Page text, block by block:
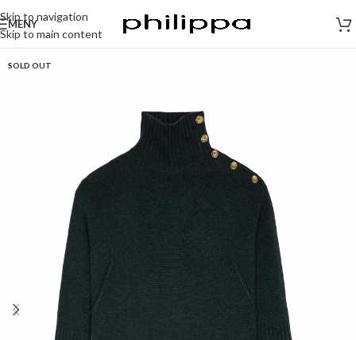
Skip to navigation
Skip to main content
MENY
SOLD OUT